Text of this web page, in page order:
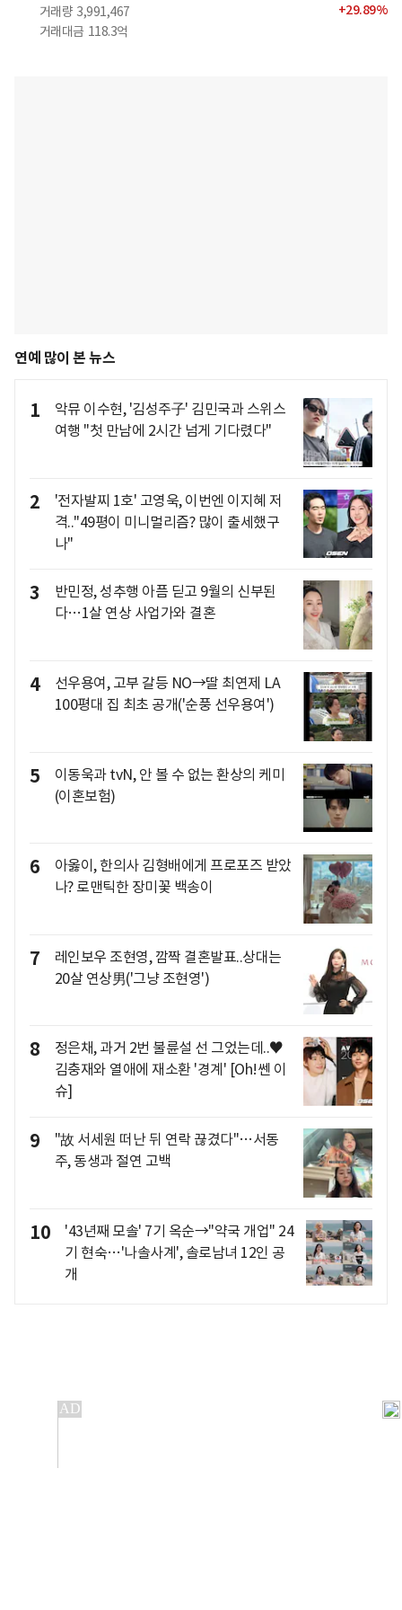
거래량 3,991,467
거래대금 118.3억
+29.89%
연예 많이 본 뉴스
1
악뮤 이수현, '김성주子' 김민국과 스위스
여행 "첫 만남에 2시간 넘게 기다렸다"
2
'전자발찌 1호' 고영욱, 이번엔 이지혜 저
격.."49평이 미니멀리즘? 많이 출세했구
나"
3
반민정, 성추행 아픔 딛고 9월의 신부된
다…1살 연상 사업가와 결혼
4
선우용여, 고부 갈등 NO→딸 최연제 LA
100평대 집 최초 공개('순풍 선우용여')
5
이동욱과 tvN, 안 볼 수 없는 환상의 케미
(이혼보험)
6
아옳이, 한의사 김형배에게 프로포즈 받았
나? 로맨틱한 장미꽃 백송이
7
레인보우 조현영, 깜짝 결혼발표..상대는
20살 연상男('그냥 조현영')
8
정은채, 과거 2번 불륜설 선 그었는데..♥
김충재와 열애에 재소환 '경계' [Oh!쎈 이
슈]
9
"故 서세원 떠난 뒤 연락 끊겼다"…서동
주, 동생과 절연 고백
10
'43년째 모솔' 7기 옥순→"약국 개업" 24
기 현숙…'나솔사계', 솔로남녀 12인 공
개